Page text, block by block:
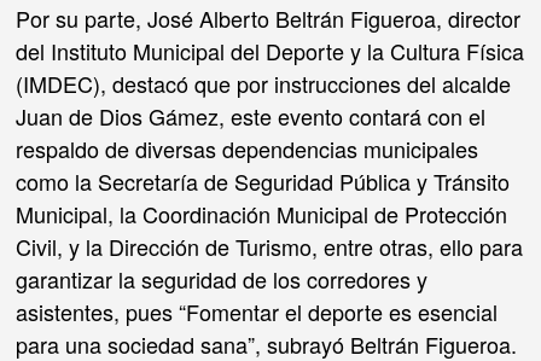
Por su parte, José Alberto Beltrán Figueroa, director
del Instituto Municipal del Deporte y la Cultura Física
(IMDEC), destacó que por instrucciones del alcalde
Juan de Dios Gámez, este evento contará con el
respaldo de diversas dependencias municipales
como la Secretaría de Seguridad Pública y Tránsito
Municipal, la Coordinación Municipal de Protección
Civil, y la Dirección de Turismo, entre otras, ello para
garantizar la seguridad de los corredores y
asistentes, pues “Fomentar el deporte es esencial
para una sociedad sana”, subrayó Beltrán Figueroa.